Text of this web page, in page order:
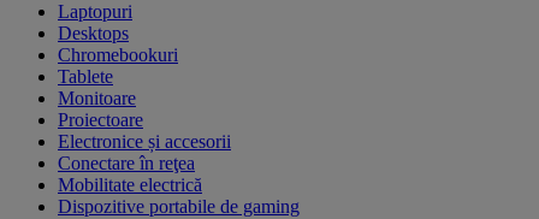
Laptopuri
Desktops
Chromebookuri
Tablete
Monitoare
Proiectoare
Electronice și accesorii
Conectare în reţea
Mobilitate electrică
Dispozitive portabile de gaming